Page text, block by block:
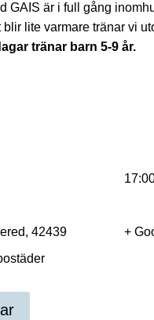
GAIS är i full gång
lite varmare tränar vi
tränar barn 5-9 år.
42439
+